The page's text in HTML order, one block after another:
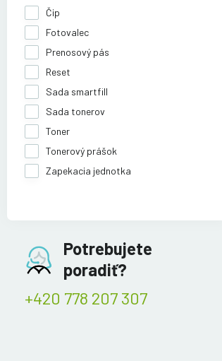
Čip
Fotovalec
Prenosový pás
Reset
Sada smartfill
Sada tonerov
Toner
Tonerový prášok
Zapekacia jednotka
Potrebujete
poradiť?
+420 778 207 307